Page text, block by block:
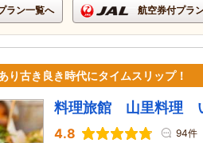
ラン一覧へ 航空券付プラ
り古き良き時代にタイムスリップ！
料理旅館 山里料理
4.8 94件